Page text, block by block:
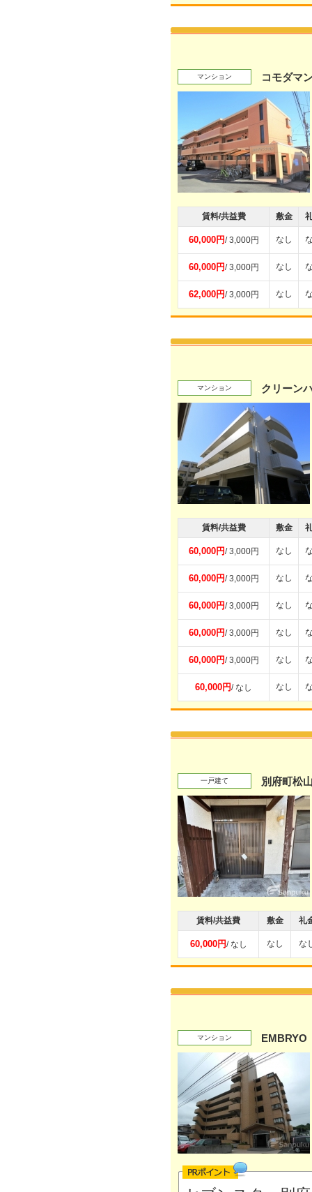
マンション コモダマ
賃料/共益費 敷金
60,000円/ 3,000円 なし
60,000円/ 3,000円 なし
62,000円/ 3,000円 なし
マンション クリーン
賃料/共益費 敷金
60,000円/ 3,000円 なし
60,000円/ 3,000円 なし
60,000円/ 3,000円 なし
60,000円/ 3,000円 なし
60,000円/ 3,000円 なし
60,000円/ なし なし
一戸建て 別府町松
賃料/共益費 敷金 礼
60,000円/ なし なし な
マンション EMBRYO